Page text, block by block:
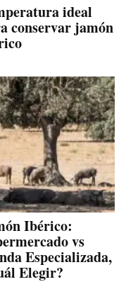
ideal
conservar jamón
Ibérico:
vs
Especializada,
Elegir?